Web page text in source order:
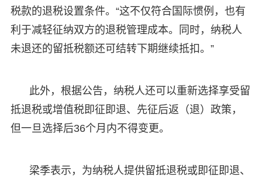
税款的退税设置条件。“这不仅符合国际惯例，也有
利于减轻征纳双方的退税管理成本。同时，纳税人
未退还的留抵税额还可结转下期继续抵扣。”
此外，根据公告，纳税人还可以重新选择享受留
抵退税或增值税即征即退、先征后返（退）政策，
但一旦选择后36个月内不得变更。
梁季表示，为纳税人提供留抵退税或即征即退、